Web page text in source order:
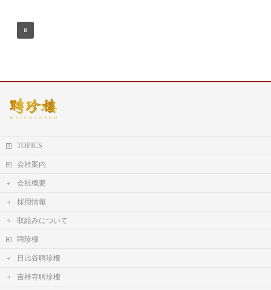
TOPICS
会社案内
会社概要
採用情報
取組みについて
聘珍樓
日比谷聘珍樓
吉祥寺聘珍樓